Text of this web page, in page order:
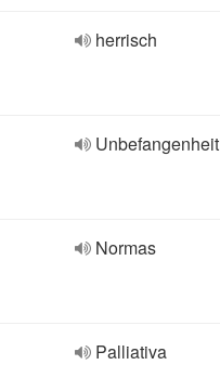
herrisch
Unbefangenheit
Normas
Palliativa